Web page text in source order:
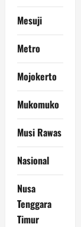
Mesuji
Metro
Mojokerto
Mukomuko
Musi Rawas
Nasional
Nusa
Tenggara
Timur